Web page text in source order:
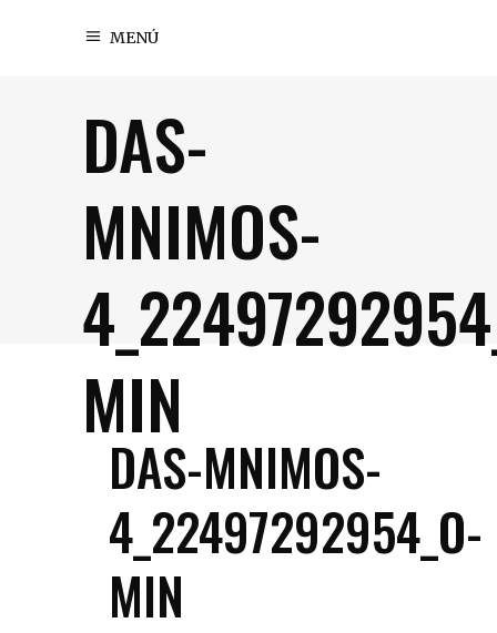
MENÚ
DAS-
MNIMOS-
MIN
DAS-MNIMOS-
4_22497292954_O-
MIN